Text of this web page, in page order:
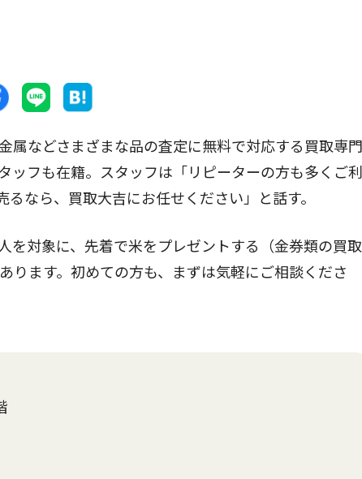
などさまざまな品の査定に無料で対応する買取専門
フも在籍。スタッフは「リピーターの方も多くご利
なら、買取大吉にお任せください」と話す。
対象に、先着で米をプレゼントする（金券類の買取
ります。初めての方も、まずは気軽にご相談くださ